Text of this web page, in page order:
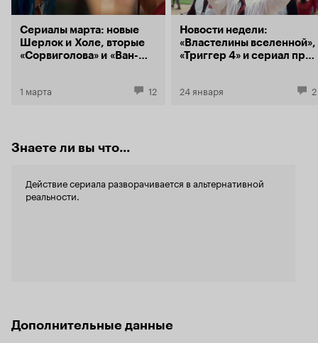
Сериалы марта: новые
Шерлок и Холе, вторые
«Сорвиголова» и «Ван-
1 марта 12
Новости недели:
«Властелины вселенной»,
«Триггер 4» и сериал про
24 января 2
Знаете ли вы что...
Действие сериала разворачивается в альтернативной
реальности.
Дополнительные данные